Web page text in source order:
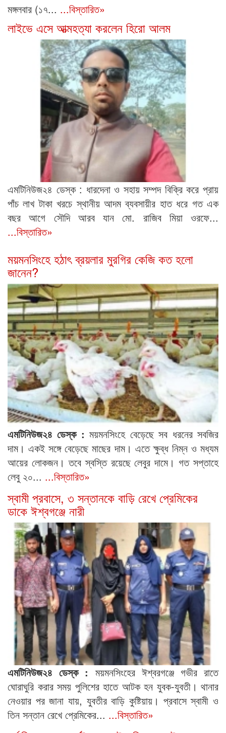
মঙ্গলবার (১৭... ...বিস্তারিত»
লাইভে এসে আত্মহত্যা করলেন হিরো আলম
এমটিনিউজ২৪ ডেস্ক : ধারদেনা ও সহায় সম্পদ বিক্রি করে প্রায়
পাঁচ লাখ টাকা খরচে স্থানীয় আদম ব্যবসায়ীর হাত ধরে গত এক
বছর আগে সৌদি আরব যান মো. রাজিব মিয়া ওরফে...
...বিস্তারিত»
ময়মনসিংহে হঠাৎ ব্রয়লার মুরগির কেজি কত হলো
জানেন?
এমটিনিউজ২৪ ডেস্ক :ময়মনসিংহে বেড়েছে সব ধরনের সবজির
দাম। একই সঙ্গে বেড়েছে মাছের দাম। এতে ক্ষুব্ধ নিম্ন ও মধ্যম
আয়ের লোকজন। তবে স্বস্তি রয়েছে লেবুর দামে। গত সপ্তাহে
লেবু ২০... ...বিস্তারিত»
স্বামী প্রবাসে, ৩ সন্তানকে বাড়ি রেখে প্রেমিকের
ডাকে ঈশ্বগঞ্জে নারী
এমটিনিউজ২৪ ডেস্ক : ময়মনসিংহের ঈশ্বরগঞ্জে গভীর রাতে
ঘোরাঘুরি করার সময় পুলিশের হাতে আটক হন যুবক-যুবতী। থানার
নেওয়ার পর জানা যায়, যুবতীর বাড়ি কুষ্টিয়ায়। প্রবাসে স্বামী ও
তিন সন্তান রেখে প্রেমিকের... ...বিস্তারিত»